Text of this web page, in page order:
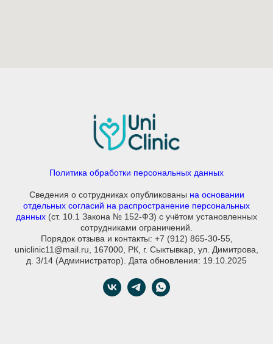
Политика обработки персональных данных
Сведения о сотрудниках опубликованы на основании
отдельных согласий на распространение персональных
данных (ст. 10.1 Закона № 152-ФЗ) с учётом установленных
сотрудниками ограничений.
Порядок отзыва и контакты: +7 (912) 865-30-55,
uniclinic11@mail.ru, 167000, РК, г. Сыктывкар, ул. Димитрова,
д. 3/14 (Администратор). Дата обновления: 19.10.2025